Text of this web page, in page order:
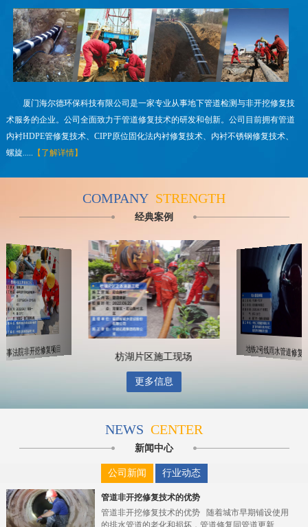
厦门海尔德环保科技有限公司是一家专业从事地下管道检测与非开挖修复技
术服务的企业。公司全面致力于管道修复技术的研发和创新。公司目前拥有管道
内衬HDPE管修复技术、CIPP原位固化法内衬修复技术、内衬不锈钢修复技术、
螺旋..... 【了解详情】
COMPANY STRENGTH
经典案例
海事法院非开挖修复项目 枋湖片区施工现场 地铁2号线雨水管道修复
更多信息
NEWS CENTER
新闻中心
公司新闻 行业动态
管道非开挖修复技术的优势
管道非开挖修复技术的优势 随着城市早期铺设使用
的排水管道的老化和损坏，管道修复同管道更新...